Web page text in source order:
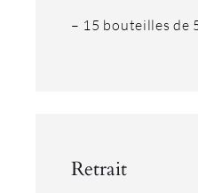
– 15 bouteilles de
Retrait